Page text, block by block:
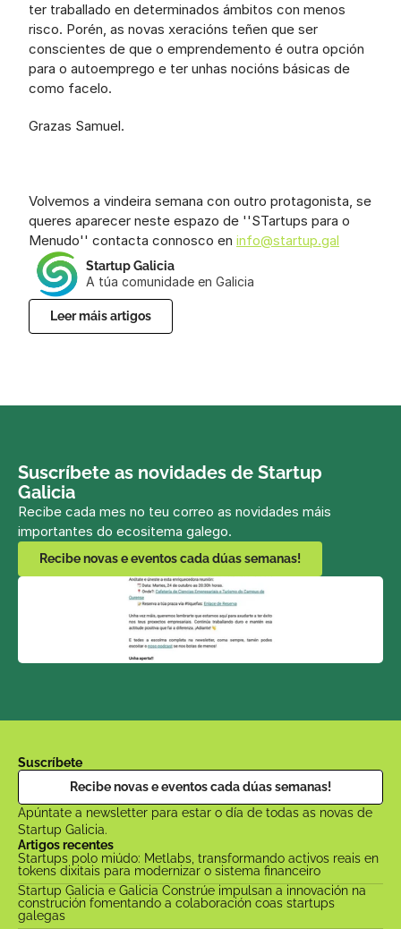
ter traballado en determinados ámbitos con menos
risco. Porén, as novas xeracións teñen que ser
conscientes de que o emprendemento é outra opción
para o autoemprego e ter unhas nocións básicas de
como facelo.
Grazas Samuel.
Volvemos a vindeira semana con outro protagonista, se
queres aparecer neste espazo de ''STartups para o
Menudo'' contacta connosco en info@startup.gal
Startup Galicia
A túa comunidade en Galicia
Leer máis artigos
Suscríbete as novidades de Startup
Galicia
Recibe cada mes no teu correo as novidades máis
importantes do ecositema galego.
Recibe novas e eventos cada dúas semanas!
Artigos recentes
Startups polo miúdo: Metlabs, transformando activos reais en
tokens dixitais para modernizar o sistema financeiro
Startup Galicia e Galicia Constrúe impulsan a innovación na
construción fomentando a colaboración coas startups
galegas
Suscríbete
Recibe novas e eventos cada dúas semanas!
Apúntate a newsletter para estar o día de todas as novas de
Startup Galicia.